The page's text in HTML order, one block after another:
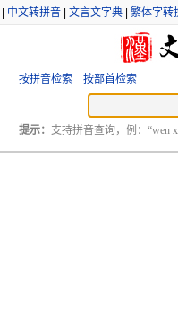
中文转拼音 文言文字典 繁体字转
按拼音检索 按部首检索
提示： 支持拼音查询，例：“wen